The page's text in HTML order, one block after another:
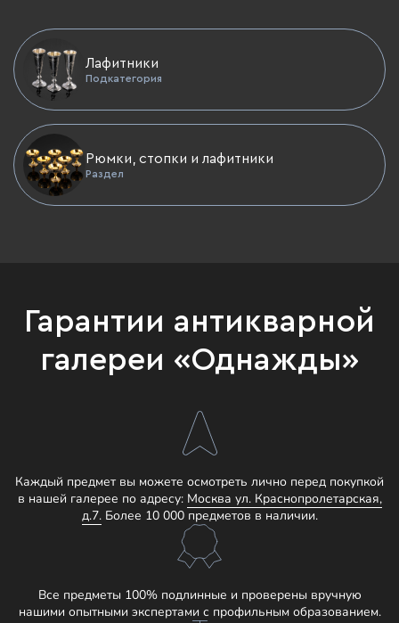
Лафитники
Подкатегория
Рюмки, стопки и лафитники
Раздел
Гарантии антикварной
галереи «Однажды»
Каждый предмет вы можете осмотреть лично перед покупкой
в нашей галерее по адресу: Москва ул. Краснопролетарская,
д.7.Более 10 000 предметов в наличии.
Все предметы 100% подлинные и проверены вручную
нашими опытными экспертами с профильным образованием.